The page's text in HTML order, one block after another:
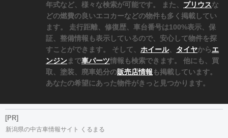
年式など、様々な検索が可能です。 また、 プリウスな
どの燃費の良いエコカーなどの物件も多く掲載してい
ます。 走行距離、修復歴、車台番号は100%表示、保
証、整備情報も表示しているので、安心して物件を探
すことができます。 そして、 ホイール、 タイヤからエ
ンジンまで車パーツ情報も検索できます。 他にも、買
取、塗装、廃車処分の販売店情報 も掲載しています。
あなたの希望にあった物件がきっと見つかります。
[PR]
新潟県の中古車情報サイト くるまる